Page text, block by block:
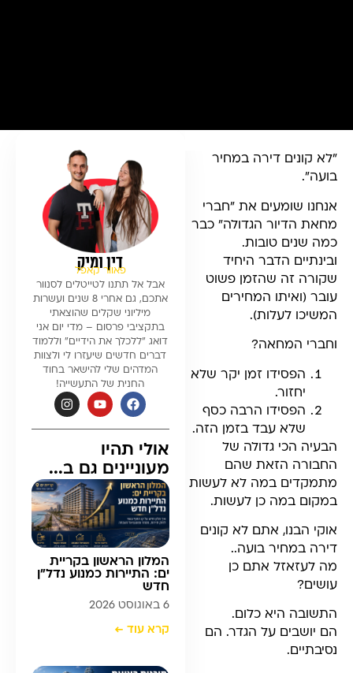
דין ומיק
פאוור קאפל
אבל אל תתנו לטייטלים לסנוור
אתכם, גם אחרי 8 שנים ועשרות
מיליוני שקלים שהוצאתי
בתקציבי פרסום – מדי יום אני
דואג ״ללכלך את הידיים״ וללמוד
דברים חדשים שיעזרו לי ולצוות
המדהים שלי להישאר בחוד
החנית של התעשייה!
אולי תהיו
מעוניינים גם ב...
המלון הראשון בקריית
ים: התיירות כמנוע נדל”ן
חדש
6 באוגוסט 2026
קרא עוד ←
״לא קונים דירה במחיר
בועה״.
אנחנו שומעים את ״חברי
מחאת הדיור הגדולה״ כבר
כמה שנים טובות.
ובינתיים הדבר היחיד
שקורה זה שהזמן פשוט
עובר (ואיתו המחירים
המשיכו לעלות).
וחברי המחאה?
הפסידו זמן יקר שלא
יחזור.
הפסידו הרבה כסף
שלא עבד בזמן הזה.
הבעיה הכי גדולה של
החבורה הזאת שהם
מתמקדים במה לא לעשות
במקום במה כן לעשות.
אוקי הבנו, אתם לא קונים
דירה במחיר בועה..
מה לעזאזל אתם כן
עושים?
התשובה היא כלום.
הם יושבים על הגדר. הם
נסיבתיים.